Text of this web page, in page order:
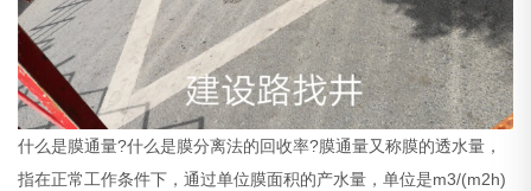
什么是膜通量?什么是膜分离法的回收率?膜通量又称膜的透水量，
指在正常工作条件下，通过单位膜面积的产水量，单位是m3/(m2h)